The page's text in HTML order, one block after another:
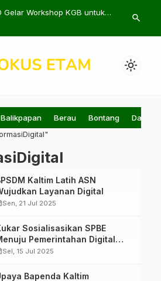
Gelar Workshop KGB untuk
Pameran
search
light_mode
Balikpapan Berau Bontang Daerah
Kaltim Latih ASN
Layanan Digital
Sen, 21 Jul 2025
Sosialisasikan SPBE
Pemerintahan Digital
Sel, 15 Jul 2025
Bapenda Kaltim